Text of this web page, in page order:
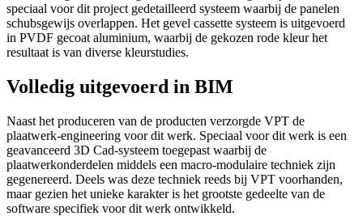
speciaal voor dit project gedetailleerd systeem waarbij de panelen
schubsgewijs overlappen. Het gevel cassette systeem is uitgevoerd
in PVDF gecoat aluminium, waarbij de gekozen rode kleur het
resultaat is van diverse kleurstudies.
Volledig uitgevoerd in BIM
Naast het produceren van de producten verzorgde VPT de
plaatwerk-engineering voor dit werk. Speciaal voor dit werk is een
geavanceerd 3D Cad-systeem toegepast waarbij de
plaatwerkonderdelen middels een macro-modulaire techniek zijn
gegenereerd. Deels was deze techniek reeds bij VPT voorhanden,
maar gezien het unieke karakter is het grootste gedeelte van de
software specifiek voor dit werk ontwikkeld.